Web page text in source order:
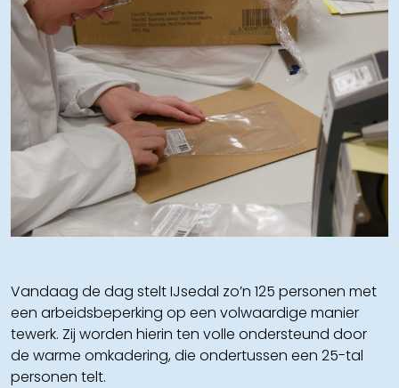
Vandaag de dag stelt IJsedal zo’n 125 personen met
een arbeidsbeperking op een volwaardige manier
tewerk. Zij worden hierin ten volle ondersteund door
de warme omkadering, die ondertussen een 25-tal
personen telt.